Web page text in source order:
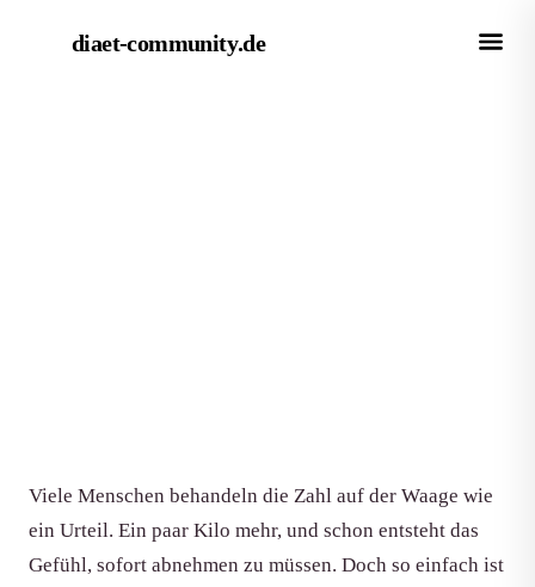
diaet-community.de
Viele Menschen behandeln die Zahl auf der Waage wie
ein Urteil. Ein paar Kilo mehr, und schon entsteht das
Gefühl, sofort abnehmen zu müssen. Doch so einfach ist